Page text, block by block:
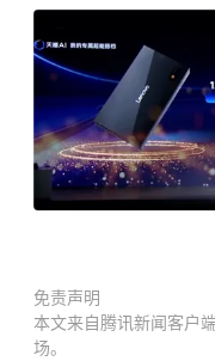
免责声明
本文来自腾讯新闻客户
场。